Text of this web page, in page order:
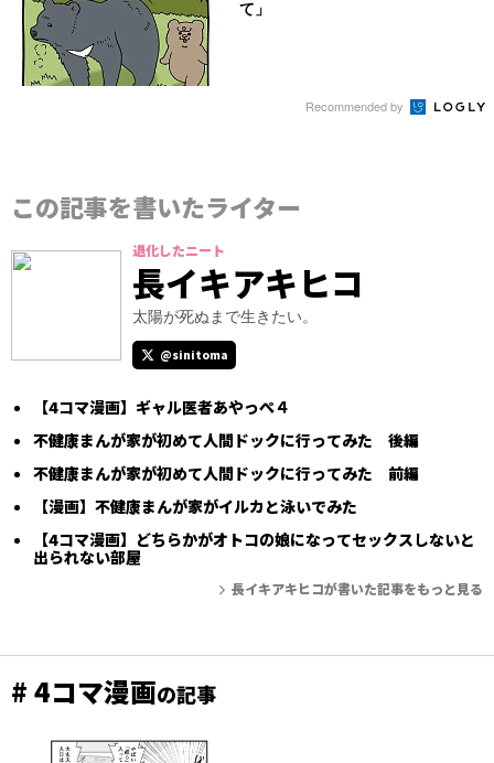
て」
Recommended by
この記事を書いたライター
退化したニート
長イキアキヒコ
太陽が死ぬまで生きたい。
@sinitoma
【4コマ漫画】ギャル医者あやっぺ４
不健康まんが家が初めて人間ドックに行ってみた 後編
不健康まんが家が初めて人間ドックに行ってみた 前編
【漫画】不健康まんが家がイルカと泳いでみた
【4コマ漫画】どちらかがオトコの娘になってセックスしないと
出られない部屋
長イキアキヒコが書いた記事をもっと見る
# 4コマ漫画の記事